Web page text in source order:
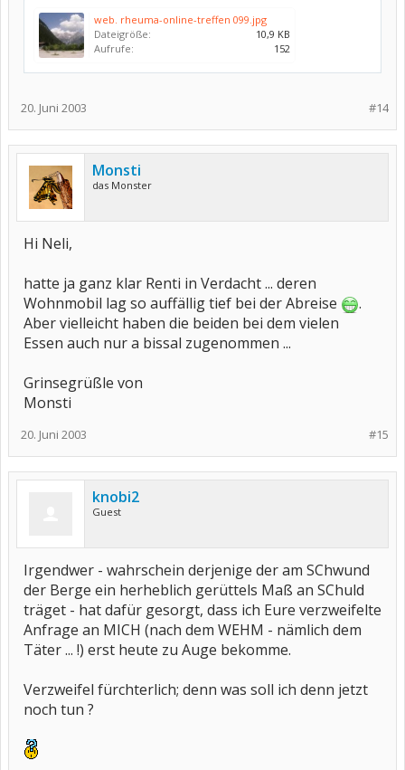
web. rheuma-online-treffen 099.jpg
Dateigröße:
10,9 KB
Aufrufe:
152
#14
20. Juni 2003
Monsti
das Monster
Hi Neli,
hatte ja ganz klar Renti in Verdacht ... deren
Wohnmobil lag so auffällig tief bei der Abreise
.
Aber vielleicht haben die beiden bei dem vielen
Essen auch nur a bissal zugenommen ...
Grinsegrüßle von
Monsti
#15
20. Juni 2003
knobi2
Guest
Irgendwer - wahrschein derjenige der am SChwund
der Berge ein herheblich gerüttels Maß an SChuld
träget - hat dafür gesorgt, dass ich Eure verzweifelte
Anfrage an MICH (nach dem WEHM - nämlich dem
Täter ... !) erst heute zu Auge bekomme.
Verzweifel fürchterlich; denn was soll ich denn jetzt
noch tun ?